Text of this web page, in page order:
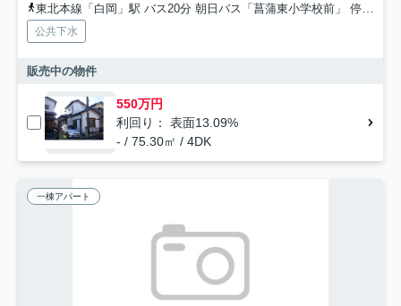
東北本線「白岡」駅 バス20分 朝日バス「菖蒲東小学校前」 停歩3分
公共下水
販売中の物件
550万円
利回り： 表面13.09%
- / 75.30㎡ / 4DK
一棟アパート